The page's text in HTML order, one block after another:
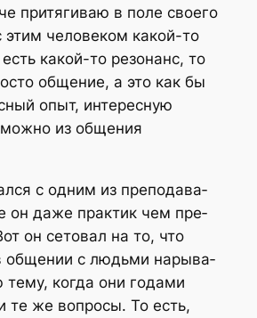
при­тя­ги­ваю в поле сво­е­го
этим чело­ве­ком какой-то
какой-то резо­нанс, то
обще­ние, а это как бы
опыт, инте­рес­ную
из обще­ния
с одним из пре­по­да­ва­
он даже прак­тик чем пре­
он сето­вал на то, что
обще­нии с людь­ми нары­ва­
тему, когда они года­ми
те же вопро­сы. То есть,